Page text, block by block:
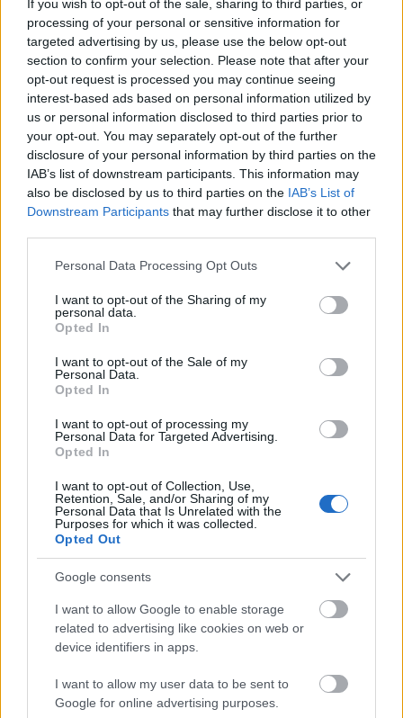
If you wish to opt-out of the sale, sharing to third parties, or
processing of your personal or sensitive information for
targeted advertising by us, please use the below opt-out
section to confirm your selection. Please note that after your
opt-out request is processed you may continue seeing
interest-based ads based on personal information utilized by
us or personal information disclosed to third parties prior to
your opt-out. You may separately opt-out of the further
disclosure of your personal information by third parties on the
IAB’s list of downstream participants. This information may
also be disclosed by us to third parties on the IAB’s List of
Downstream Participants that may further disclose it to other
Please note that this website/app uses one or more Google
not limited to your visit or usage behaviour. You may click to
grant or deny consent to Google and its third-party tags to
use your data for below specified purposes in below Google
consent section.
Personal Data Processing Opt Outs
I want to opt-out of the Sharing of my
personal data.
Opted In
I want to opt-out of the Sale of my
Personal Data.
Opted In
I want to opt-out of processing my
Personal Data for Targeted Advertising.
Opted In
I want to opt-out of Collection, Use,
Retention, Sale, and/or Sharing of my
Personal Data that Is Unrelated with the
Purposes for which it was collected.
Opted Out
Google consents
I want to allow Google to enable storage
related to advertising like cookies on web or
device identifiers in apps.
I want to allow my user data to be sent to
Google for online advertising purposes.
3. Forgasd bele a kakaóporral átszitált lisztet.
4. Töltsd habzsákba, és adagold - mint én -
minimuffin papírkapszlikba vagy kivajazott
szilikonformába. Nyomj mindegyik mélyedésbe
vagy kapszliba egy-egy málnát. Süsd 180 fokon kb.
20 percig.
Címkék:marcipán málna kezdőknek is petit fours teához
Ajánlott bejegyzések:
Hahó húsvét! 3.: Narancsos répatorta
kenyérke
Segítsüti 2017 ősz: Nutellás banánkuglóf
Mindig még jobb: M&M's keksz
Bevonz: Csokis spirál